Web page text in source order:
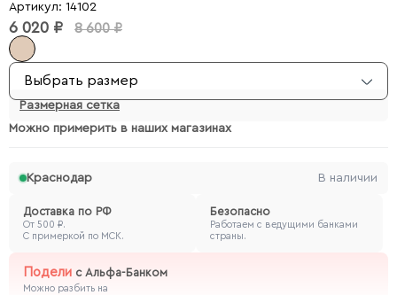
Артикул: 14102
6 020 ₽ 8 600 ₽
Выбрать размер
Размерная сетка
Можно примерить в наших магазинах
Краснодар В наличии
Доставка по РФ
От 500 ₽.
С примеркой по МСК.
Безопасно
Работаем с ведущими банками
страны.
Подели с Альфа-Банком
Можно разбить на